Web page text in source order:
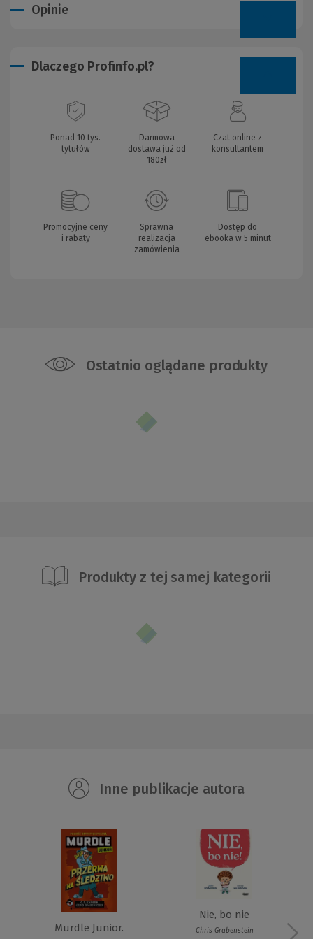
Opinie
Dlaczego Profinfo.pl?
Ponad 10 tys.
tytułów
Darmowa
dostawa już od
180zł
Czat online z
konsultantem
Promocyjne ceny
i rabaty
Sprawna
realizacja
zamówienia
Dostęp do
ebooka w 5 minut
Ostatnio oglądane produkty
Produkty z tej samej kategorii
Inne publikacje autora
Murdle Junior.
Nie, bo nie
Chris Grabenstein